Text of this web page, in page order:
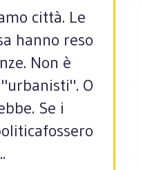
città. Le
hanno reso
Non è
O
Se i